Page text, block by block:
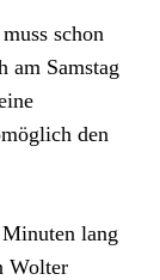
schon
am Samstag
den
lang
Wolter